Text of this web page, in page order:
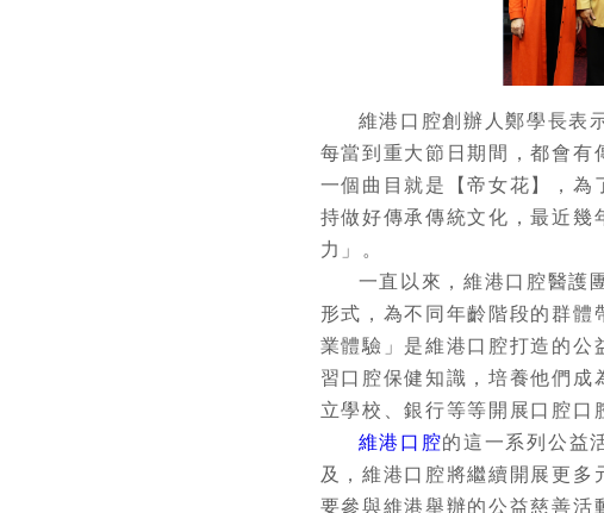
維港口腔創辦人鄭學長表
每當到重大節日期間，都會有
一個曲目就是【帝女花】，為
持做好傳承傳統文化，最近幾
力」。
一直以來，維港口腔醫護
形式，為不同年齡階段的群
業體驗」是維港口腔打造的公
習口腔保健知識，培養他們
立學校、銀行等等開展口腔口
維港口腔的這一系列公益
及，維港口腔將繼續開展更
要參與維港舉辦的公益慈善